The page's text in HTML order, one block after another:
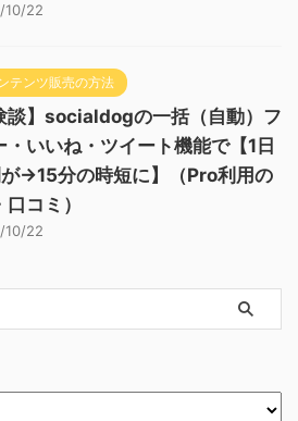
10/22
ンツ販売の方法
談】socialdogの一括（自動）フ
・いいね・ツイート機能で【1日
→15分の時短に】（Pro利用の
コミ）
10/22